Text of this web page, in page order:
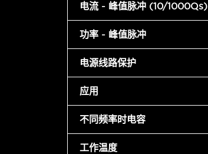
电流 - 峰值脉冲 (10/1000µs)
功率 - 峰值脉冲
电源线路保护
应用
不同频率时电容
工作温度